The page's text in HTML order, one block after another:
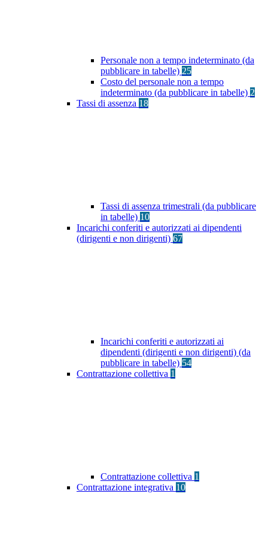
Personale non a tempo indeterminato (da
pubblicare in tabelle) 25
Costo del personale non a tempo
indeterminato (da pubblicare in tabelle) 2
Tassi di assenza 18
Tassi di assenza trimestrali (da pubblicare
in tabelle) 10
Incarichi conferiti e autorizzati ai dipendenti
(dirigenti e non dirigenti) 67
Incarichi conferiti e autorizzati ai
dipendenti (dirigenti e non dirigenti) (da
pubblicare in tabelle) 54
Contrattazione collettiva 1
Contrattazione collettiva 1
Contrattazione integrativa 10